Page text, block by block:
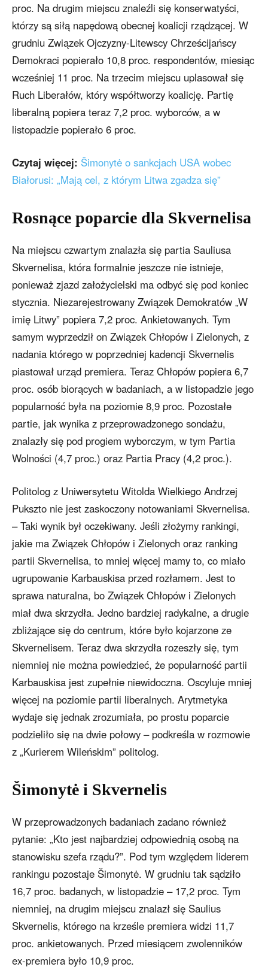
proc. Na drugim miejscu znaleźli się konserwatyści,
którzy są siłą napędową obecnej koalicji rządzącej. W
grudniu Związek Ojczyzny-Litewscy Chrześcijańscy
Demokraci popierało 10,8 proc. respondentów, miesiąc
wcześniej 11 proc. Na trzecim miejscu uplasował się
Ruch Liberałów, który współtworzy koalicję. Partię
liberalną popiera teraz 7,2 proc. wyborców, a w
listopadzie popierało 6 proc.
Czytaj więcej: Šimonytė o sankcjach USA wobec
Białorusi: „Mają cel, z którym Litwa zgadza się”
Rosnące poparcie dla Skvernelisa
Na miejscu czwartym znalazła się partia Sauliusa
Skvernelisa, która formalnie jeszcze nie istnieje,
ponieważ zjazd założycielski ma odbyć się pod koniec
stycznia. Niezarejestrowany Związek Demokratów „W
imię Litwy” popiera 7,2 proc. Ankietowanych. Tym
samym wyprzedził on Związek Chłopów i Zielonych, z
nadania którego w poprzedniej kadencji Skvernelis
piastował urząd premiera. Teraz Chłopów popiera 6,7
proc. osób biorących w badaniach, a w listopadzie jego
popularność była na poziomie 8,9 proc. Pozostałe
partie, jak wynika z przeprowadzonego sondażu,
znalazły się pod progiem wyborczym, w tym Partia
Wolności (4,7 proc.) oraz Partia Pracy (4,2 proc.).
Politolog z Uniwersytetu Witolda Wielkiego Andrzej
Pukszto nie jest zaskoczony notowaniami Skvernelisa.
– Taki wynik był oczekiwany. Jeśli złożymy rankingi,
jakie ma Związek Chłopów i Zielonych oraz ranking
partii Skvernelisa, to mniej więcej mamy to, co miało
ugrupowanie Karbauskisa przed rozłamem. Jest to
sprawa naturalna, bo Związek Chłopów i Zielonych
miał dwa skrzydła. Jedno bardziej radykalne, a drugie
zbliżające się do centrum, które było kojarzone ze
Skvernelisem. Teraz dwa skrzydła rozeszły się, tym
niemniej nie można powiedzieć, że popularność partii
Karbauskisa jest zupełnie niewidoczna. Oscyluje mniej
więcej na poziomie partii liberalnych. Arytmetyka
wydaje się jednak zrozumiała, po prostu poparcie
podzieliło się na dwie połowy – podkreśla w rozmowie
z „Kurierem Wileńskim” politolog.
Šimonytė i Skvernelis
W przeprowadzonych badaniach zadano również
pytanie: „Kto jest najbardziej odpowiednią osobą na
stanowisku szefa rządu?”. Pod tym względem liderem
rankingu pozostaje Šimonytė. W grudniu tak sądziło
16,7 proc. badanych, w listopadzie – 17,2 proc. Tym
niemniej, na drugim miejscu znalazł się Saulius
Skvernelis, którego na krześle premiera widzi 11,7
proc. ankietowanych. Przed miesiącem zwolenników
ex-premiera było 10,9 proc.